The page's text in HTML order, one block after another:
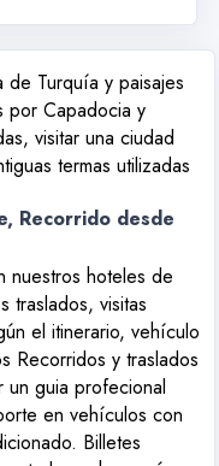
de Turquía y paisajes
por Capadocia y
visitar una ciudad
termas utilizadas
Recorrido desde
hoteles de
traslados, visitas
el itinerario, vehículo
Recorridos y traslados
guia profecional
en vehículos con
Billetes